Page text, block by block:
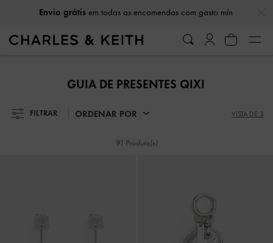
Envio grátisem todas as encomendas com gasto mín
Envio grátisem todas as encomendas com gasto mín
GUIA DE PRESENTES QIXI
FILTRAR ORDENAR POR VISTA DE 3
91 Produto(s)